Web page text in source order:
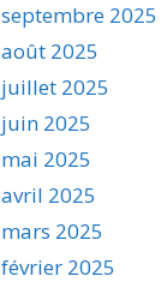
septembre 2025
août 2025
juillet 2025
juin 2025
mai 2025
avril 2025
mars 2025
février 2025